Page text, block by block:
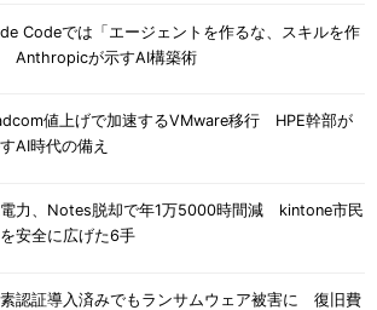
Codeでは「エージェントを作るな、スキルを作
Anthropicが示すAI構築術
値上げで加速するVMware移行 HPE幹部が
AI時代の備え
力、Notes脱却で年1万5000時間減 kintone市民
安全に広げた6手
認証導入済みでもランサムウェア被害に 復旧費